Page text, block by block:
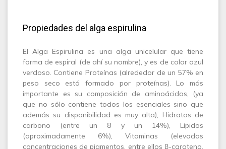
Propiedades del alga espirulina
El Alga Espirulina es una alga unicelular que tiene
forma de espiral (de ahí su nombre), y es de color azul
verdoso. Contiene Proteínas (alrededor de un 57% en
peso seco está formado por proteínas). Lo más
importante es su composición de aminoácidos, (ya
que no sólo contiene todos los esenciales sino que
además su disponibilidad es muy alta), Hidratos de
carbono (entre un 8 y un 14%), Lípidos
(aproximadamente 6%), Vitaminas (elevadas
concentraciones de pigmentos, entre ellos β-caroteno,